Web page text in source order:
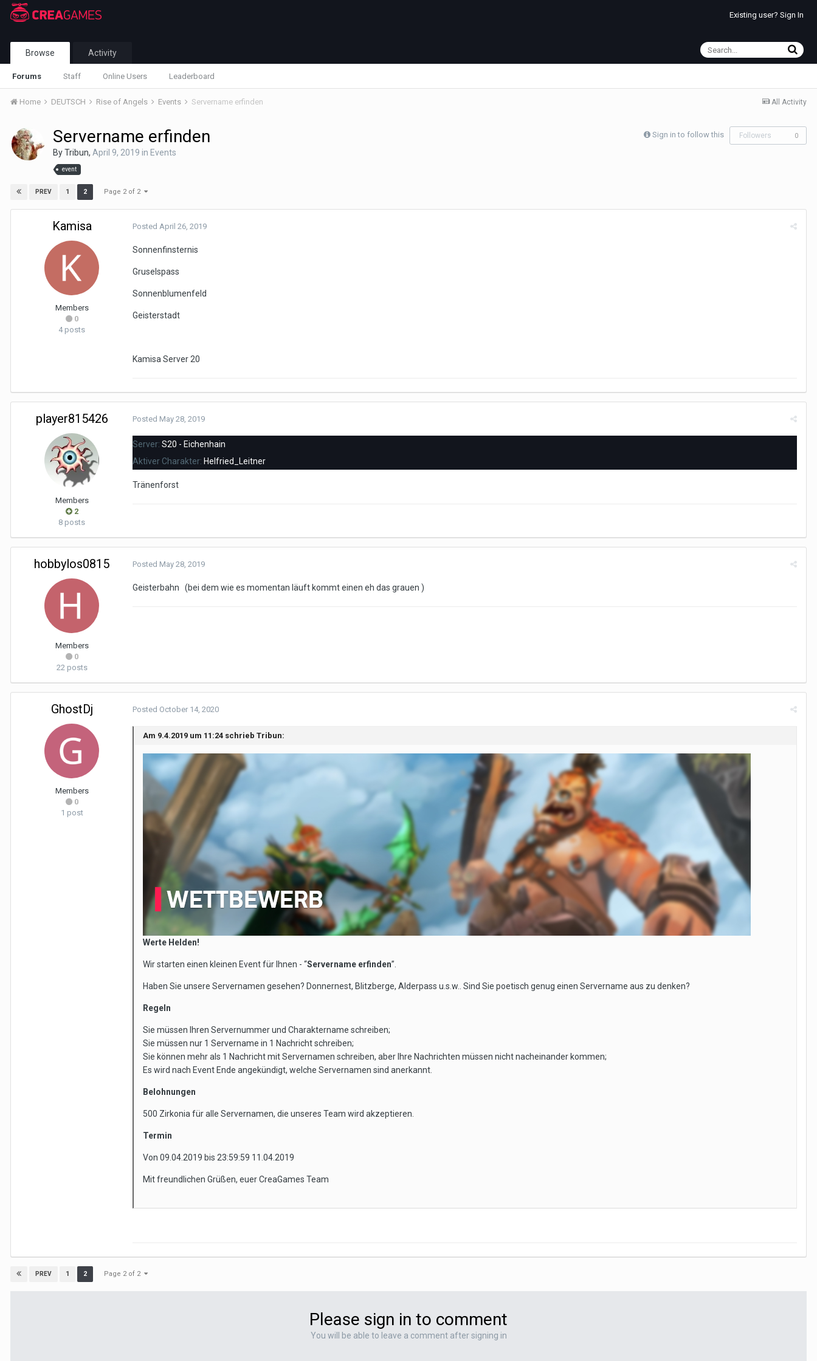
Existing user? Sign In
Browse
Forums Staff Online Users Leaderboard
Activity
All Activity
Home DEUTSCH Rise of Angels Events Servername erfinden
Sign in to follow this Followers 0
Servername erfinden
ByTribun, April 9, 2019 in Events
event
PREV 1 2 Page 2 of 2
Kamisa
Members
0
4 posts
Posted April 26, 2019
Sonnenfinsternis
Gruselspass
Sonnenblumenfeld
Geisterstadt
Kamisa Server 20
player815426
Members
2
8 posts
Posted May 28, 2019
Server: S20 - Eichenhain
Aktiver Charakter: Helfried_Leitner
Tränenforst
hobbylos0815
Members
0
22 posts
Posted May 28, 2019
Geisterbahn (bei dem wie es momentan läuft kommt einen eh das grauen )
GhostDj
Members
0
1 post
Posted October 14, 2020
Am 9.4.2019 um 11:24 schrieb Tribun:
Werte Helden!
Wir starten einen kleinen Event für Ihnen - “Servername erfinden”.
Haben Sie unsere Servernamen gesehen? Donnernest, Blitzberge, Alderpass u.s.w.. Sind Sie poetisch genug einen Servername aus zu denken?
Regeln
Sie müssen Ihren Servernummer und Charaktername schreiben;
Sie müssen nur 1 Servername in 1 Nachricht schreiben;
Sie können mehr als 1 Nachricht mit Servernamen schreiben, aber Ihre Nachrichten müssen nicht nacheinander kommen;
Es wird nach Event Ende angekündigt, welche Servernamen sind anerkannt.
Belohnungen
500 Zirkonia für alle Servernamen, die unseres Team wird akzeptieren.
Termin
Von 09.04.2019 bis 23:59:59 11.04.2019
Mit freundlichen Grüßen, euer CreaGames Team
PREV 1 2 Page 2 of 2
Please sign in to comment
You will be able to leave a comment after signing in